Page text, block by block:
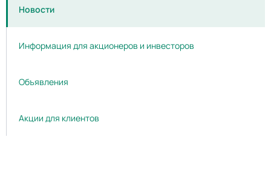
Новости
Информация для акционеров и инвесторов
Объявления
Акции для клиентов